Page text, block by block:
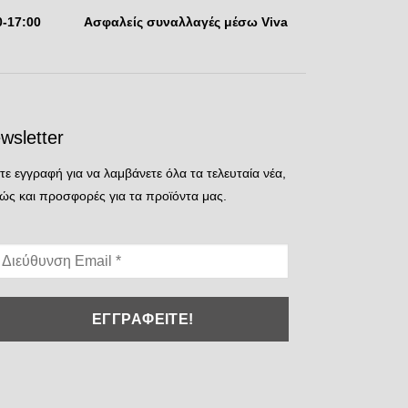
17:00 Aσφαλείς συναλλαγές μέσω Viva
εγγραφή για να λαμβάνετε όλα τα τελευταία νέα,
και προσφορές για τα προϊόντα μας.